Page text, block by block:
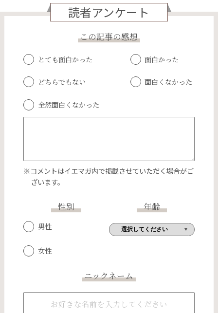
読者アンケート
この記事の感想
とても面白かった 面白かった
どちらでもない 面白くなかった
全然面白くなかった
※コメントはイエマガ内で掲載させていただく場合がご
ざいます。
性別
男性
女性
年齢
ニックネーム